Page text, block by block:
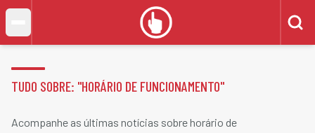
TUDO SOBRE: "HORÁRIO DE FUNCIONAMENTO"
Acompanhe as últimas notícias sobre horário de